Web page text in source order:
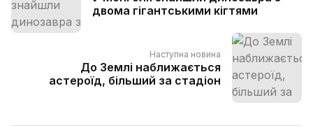
двома гігантськими кігтями
Наступна новина
До Землі наближається
астероїд, більший за стадіон